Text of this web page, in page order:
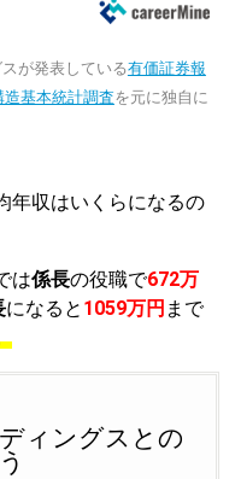
が発表している有価証券報
造基本統計調査を元に独自に
年収はいくらになるの
は係長の役職で672万
になると 1059万円 まで
ィングスとの